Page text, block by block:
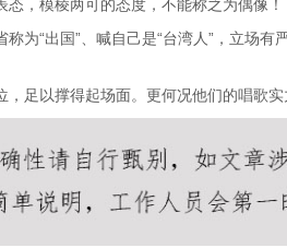
，模棱两可的态度，不能称之为偶像！
为“出国”、喊自己是“台湾人”，立场
足以撑得起场面。更何况他们的唱歌